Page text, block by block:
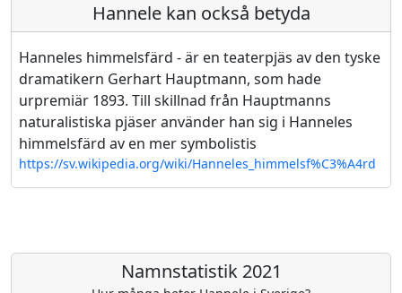
Hannele kan också betyda
Hanneles himmelsfärd - är en teaterpjäs av den tyske
dramatikern Gerhart Hauptmann, som hade
urpremiär 1893. Till skillnad från Hauptmanns
naturalistiska pjäser använder han sig i Hanneles
himmelsfärd av en mer symbolistis
https://sv.wikipedia.org/wiki/Hanneles_himmelsf%C3%A4rd
Namnstatistik 2021